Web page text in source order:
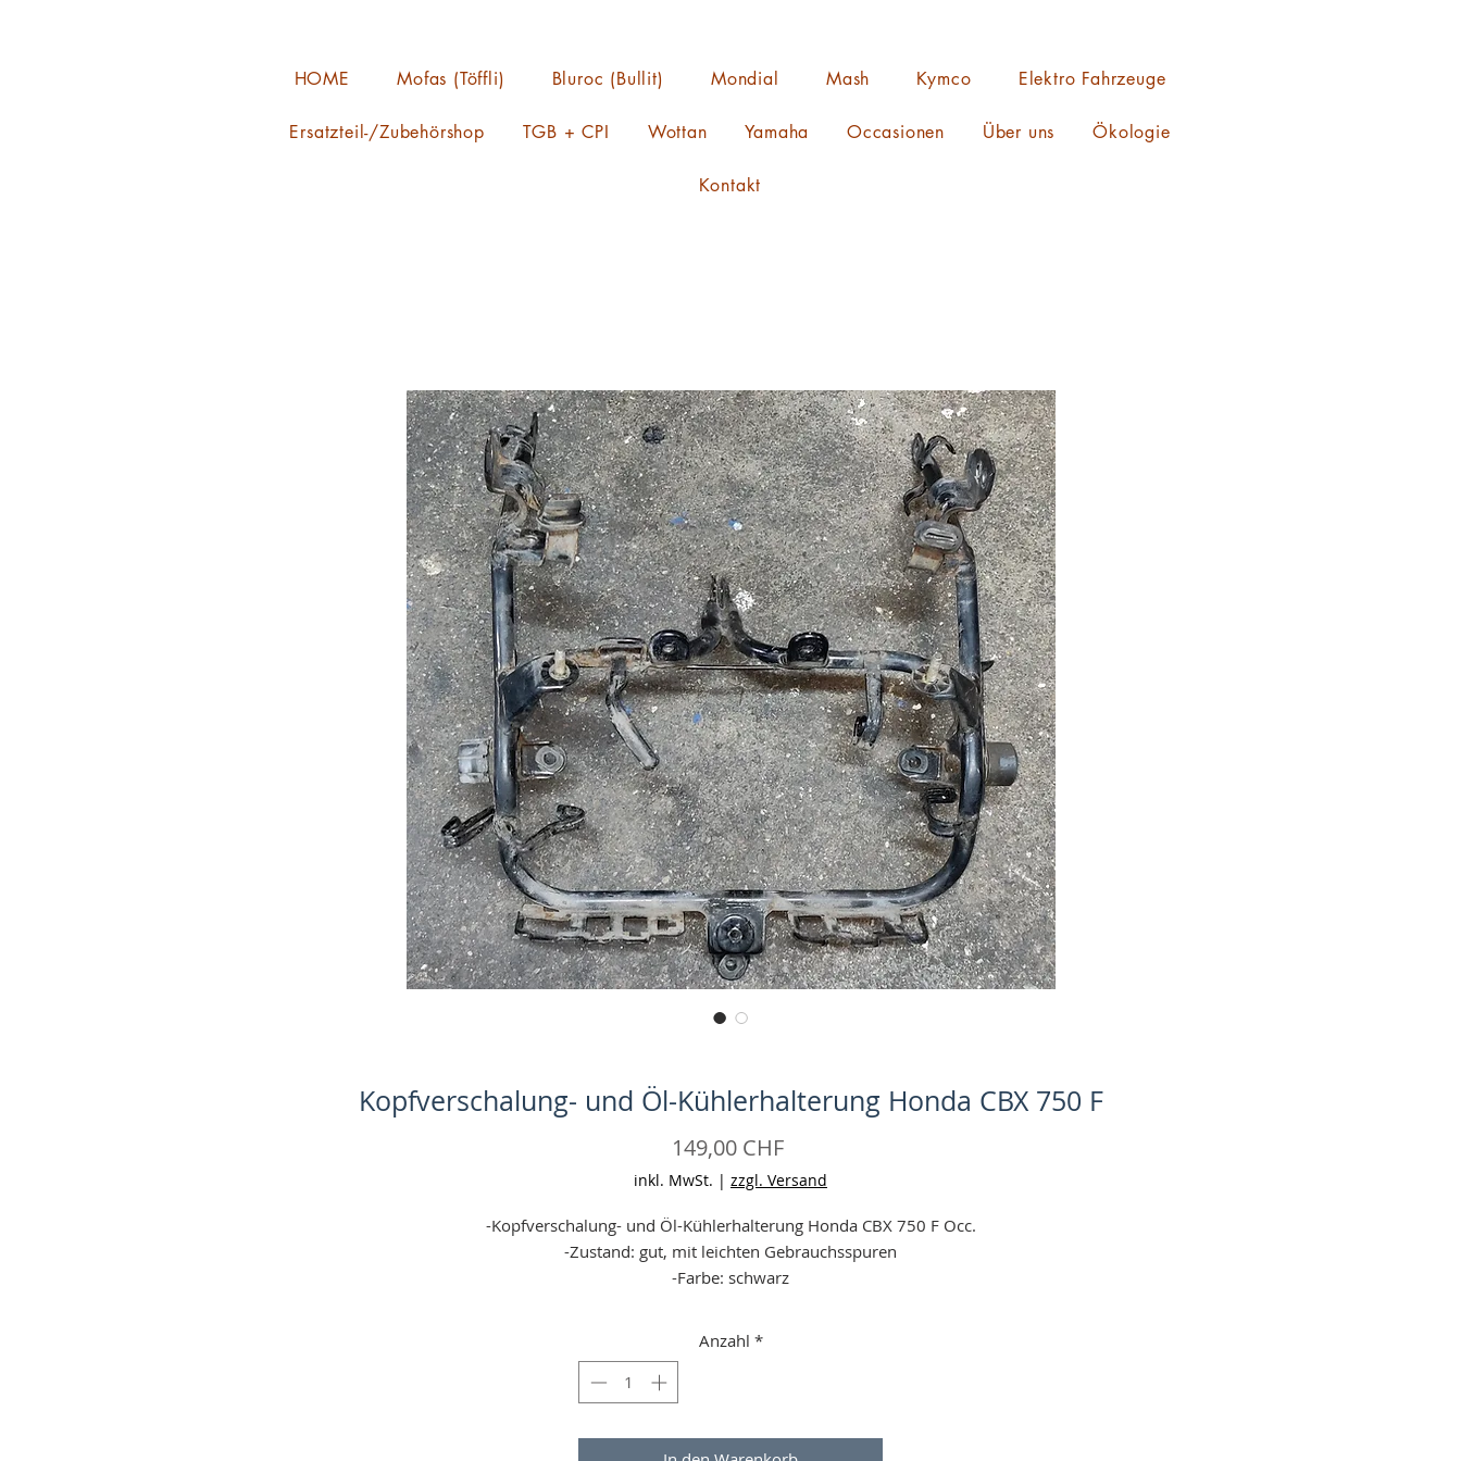
HOME Mofas (Töffli) Bluroc (Bullit) Mondial Mash Kymco Elektro Fahrzeuge
Ersatzteil-/Zubehörshop TGB + CPI Wottan Yamaha Occasionen Über uns Ökologie
Kontakt
Kopfverschalung- und Öl-Kühlerhalterung Honda CBX 750 F
149,00 CHFPreis
inkl. MwSt. | zzgl. Versand
-Kopfverschalung- und Öl-Kühlerhalterung Honda CBX 750 F Occ.
-Zustand: gut, mit leichten Gebrauchsspuren
-Farbe: schwarz
-Keine Garantie (wenn defekt bei erhalt (24 h Frist, Falschbestellungen
gelten nicht!) = Geld zurück)
-Angaben ohne Gewähr
-Aufgrund einer Preiserhöhung unseres Versandpartners sind wir
gezwungen die Versandpreise um jeweils 1 - 5 CHF zu erhöhen.
Anzahl *